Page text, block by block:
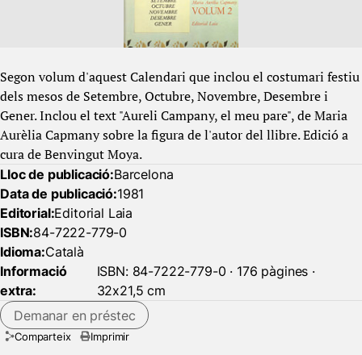
Segon volum d'aquest Calendari que inclou el costumari festiu
dels mesos de Setembre, Octubre, Novembre, Desembre i
Gener. Inclou el text "Aureli Campany, el meu pare", de Maria
Aurèlia Capmany sobre la figura de l'autor del llibre. Edició a
cura de Benvingut Moya.
Lloc de publicació:Barcelona
Data de publicació:1981
Editorial:Editorial Laia
ISBN:84-7222-779-0
Idioma:Català
Informació
extra:
ISBN: 84-7222-779-0 · 176 pàgines ·
32x21,5 cm
Demanar en préstec
Comparteix Imprimir